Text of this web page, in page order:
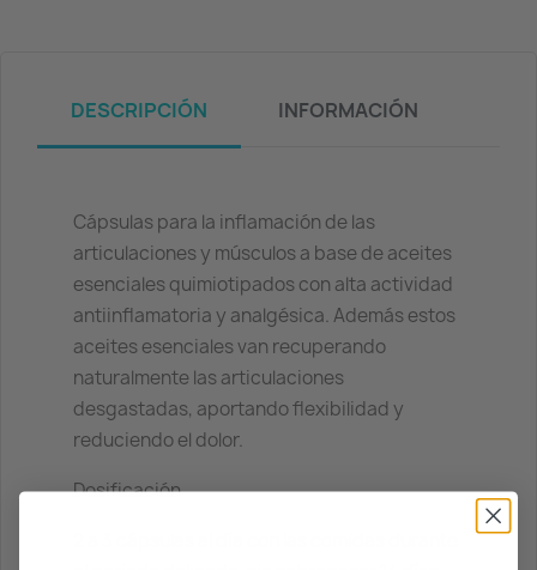
DESCRIPCIÓN INFORMACIÓN
Cápsulas para la inflamación de las
articulaciones y músculos a base de aceites
esenciales quimiotipados con alta actividad
antiinflamatoria y analgésica. Además estos
aceites esenciales van recuperando
naturalmente las articulaciones
desgastadas, aportando flexibilidad y
reduciendo el dolor.
Dosificación